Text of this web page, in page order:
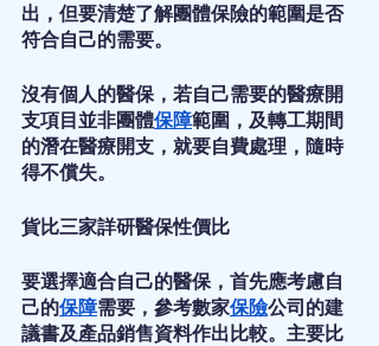
出，但要清楚了解團體保險的範圍是否
符合自己的需要。
沒有個人的醫保，若自己需要的醫療開
支項目並非團體保障範圍，及轉工期間
的潛在醫療開支，就要自費處理，隨時
得不償失。
貨比三家詳研醫保性價比
要選擇適合自己的醫保，首先應考慮自
己的保障需要，參考數家保險公司的建
議書及產品銷售資料作出比較。主要比